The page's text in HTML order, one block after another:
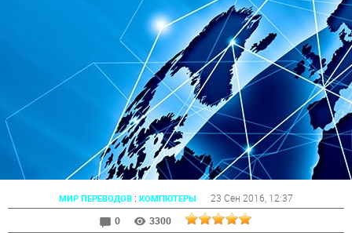
МИР ПЕРЕВОДОВ : КОМПЮТЕРЫ 23 Сен 2016 , 12:37
0
3300